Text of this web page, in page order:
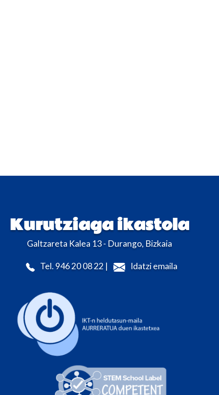
Kurutziaga ikastola
Galtzareta Kalea 13 - Durango, Bizkaia
Tel. 946 20 08 22 | Idatzi emaila